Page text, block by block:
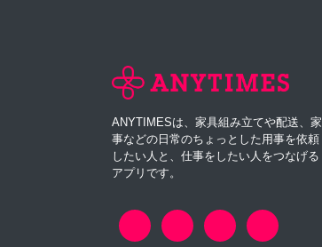
ANYTIMESは、家具組み立てや配送、家
事などの日常のちょっとした用事を依頼
したい人と、仕事をしたい人をつなげる
アプリです。